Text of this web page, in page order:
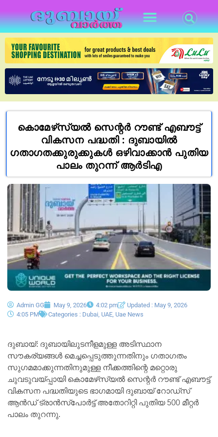
കൊമേഴ്‌സ്യൽ സെന്റർ റൗണ്ട് എബൗട്ട്
വികസന പദ്ധതി : ദുബായിൽ
ഗതാഗതക്കുരുക്കുകൾ ഒഴിവാക്കാൻ പുതിയ
പാലം തുറന്ന് ആർ‌ടി‌എ
Admin GG May 9, 2026 4:02 pm
Updated : May 9, 2026
4:05 PM
Categories : Dubai UAE Uae News
ദുബായ്: ദുബായിലുടനീളമുള്ള അടിസ്ഥാന
സൗകര്യങ്ങൾ മെച്ചപ്പെടുത്തുന്നതിനും ഗതാഗതം
സുഗമമാക്കുന്നതിനുമുള്ള നീക്കത്തിന്റെ മറ്റൊരു
ചുവടുവയ്പ്പായി കൊമേഴ്‌സ്യൽ സെന്റർ റൗണ്ട് എബൗട്ട്
വികസന പദ്ധതിയുടെ ഭാഗമായി ദുബായ് റോഡ്സ്
ആൻഡ് ട്രാൻസ്‌പോർട്ട് അതോറിറ്റി പുതിയ 500 മീറ്റർ
പാലം തുറന്നു.